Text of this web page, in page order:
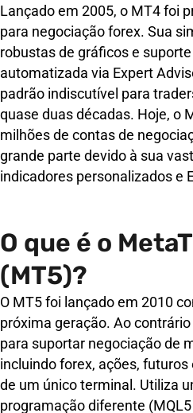
Lançado em 2005, o MT4 foi
para negociação forex. Sua
robustas de gráficos e
automatizada via Expert
padrão indiscutível para
quase duas décadas. Hoje, o
milhões de contas de
grande parte devido à sua
indicadores personalizados e
O que é o
(MT5)?
O MT5 foi lançado em 2010
próxima geração. Ao
para suportar negociação de
incluindo forex, ações,
de um único terminal. Utiliza
programação diferente